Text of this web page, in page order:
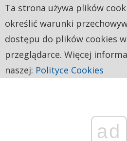
ad
Ta strona używa plików
określić warunki
dostępu do plików cookies
przeglądarce. Więcej
naszej: Polityce Cookies